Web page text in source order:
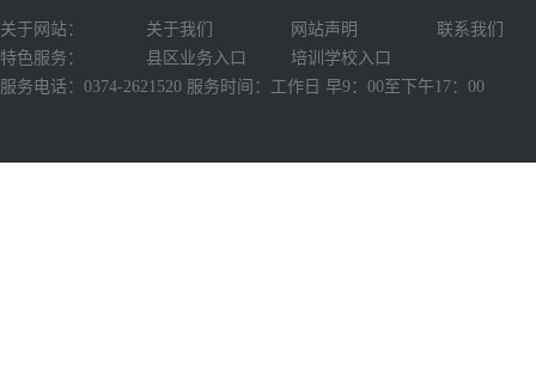
关于网站： 关于我们 网站声明
联系我们
特色服务：
县区业务入口
培训学校入口
服务电话：0374-2621520 服务时间：工作日 早9：00至下午17：00